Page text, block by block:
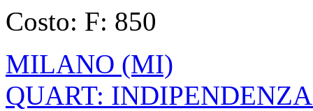
Costo: F: 850
MILANO (MI)
QUART: